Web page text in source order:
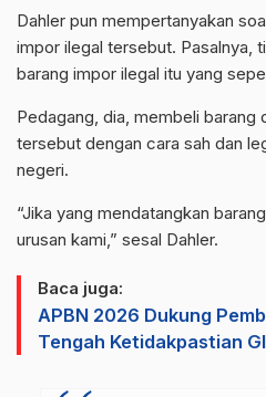
Dahler pun mempertanyakan
impor ilegal tersebut. Pasalnya,
barang impor ilegal itu yang
Pedagang, dia, membeli barang
tersebut dengan cara sah dan
negeri.
“Jika yang mendatangkan
urusan kami,” sesal Dahler.
Baca juga:
APBN 2026 Dukung
Tengah Ketidakpastian